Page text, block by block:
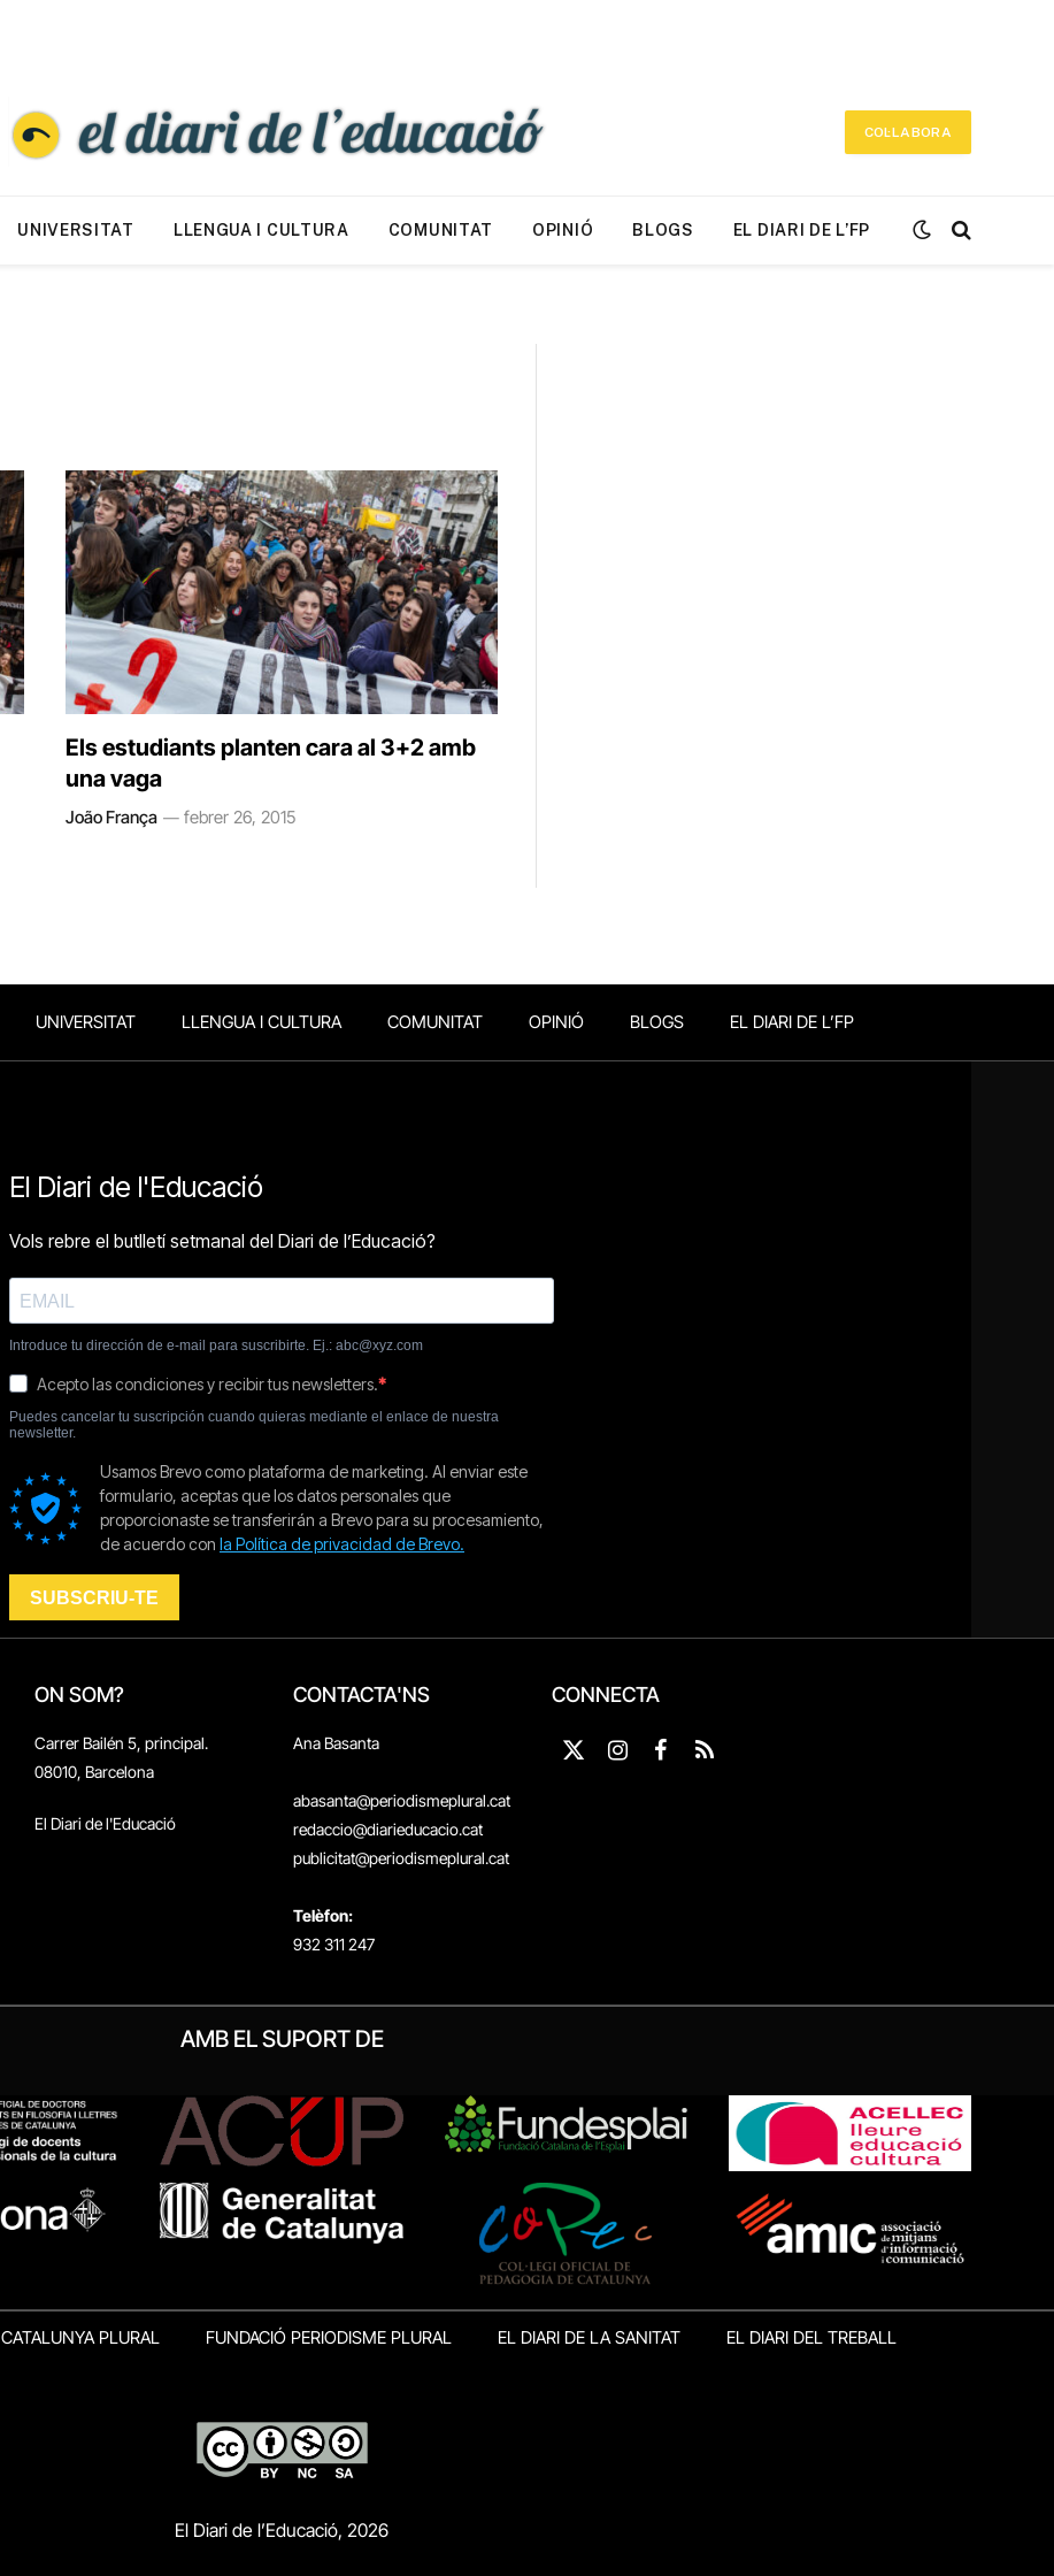
COL·LABORA
UNIVERSITAT LLENGUA I CULTURA COMUNITAT OPINIÓ BLOGS EL DIARI DE L’FP
Els estudiants planten cara al 3+2 amb
una vaga
João França febrer 26, 2015
UNIVERSITAT LLENGUA I CULTURA COMUNITAT OPINIÓ BLOGS EL DIARI DE L’FP
ON SOM?
Carrer Bailén 5, principal.
08010, Barcelona
El Diari de l'Educació
CONTACTA'NS
Ana Basanta
abasanta@periodismeplural.cat
redaccio@diarieducacio.cat
publicitat@periodismeplural.cat
Telèfon:
932 311 247
CONNECTA
X
Instagram
Facebook
RSS
AMB EL SUPORT DE
CATALUNYA PLURAL FUNDACIÓ PERIODISME PLURAL EL DIARI DE LA SANITAT EL DIARI DEL TREBALL
El Diari de l’Educació, 2026